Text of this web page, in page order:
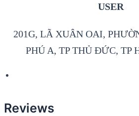
USER
201G, LÃ XUÂN OAI,
PHÚ A, TP THỦ ĐỨC, TP
Reviews